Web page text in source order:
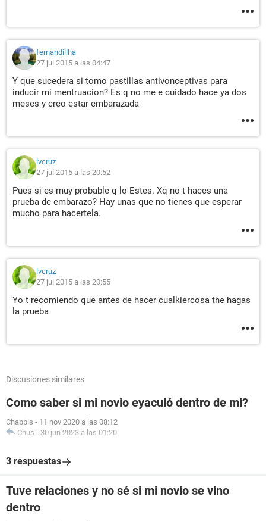
fernandillha
27 jul 2015 a las 04:47
Y que sucedera si tomo pastillas antivonceptivas para
inducir mi mentruacion? Es q no me e cuidado hace ya dos
meses y creo estar embarazada
lvcruz
27 jul 2015 a las 20:52
Pues si es muy probable q lo Estes. Xq no t haces una
prueba de embarazo? Hay unas que no tienes que esperar
mucho para hacertela.
lvcruz
27 jul 2015 a las 20:55
Yo t recomiendo que antes de hacer cualkiercosa the hagas
la prueba
Discusiones similares
Como saber si mi novio eyaculó dentro de mi?
Chappis - 11 nov 2020 a las 08:12
Chus - 30 jun 2023 a las 01:20
3 respuestas
Tuve relaciones y no sé si mi novio se vino
dentro